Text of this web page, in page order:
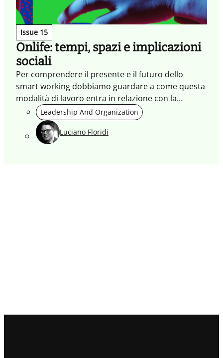
Issue 15
Onlife: tempi, spazi e implicazioni
sociali
Per comprendere il presente e il futuro dello
smart working dobbiamo guardare a come questa
modalità di lavoro entra in relazione con la
società, con le tecnologie e con i desideri delle
persone.
Leadership And Organization
Luciano Floridi